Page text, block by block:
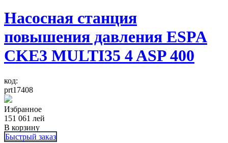
Насосная станция
повышения давления ESPA
CKE3 MULTI35 4 ASP 400
код:
prt17408
Избранное
151 061 лей
В корзину
Быстрый заказ